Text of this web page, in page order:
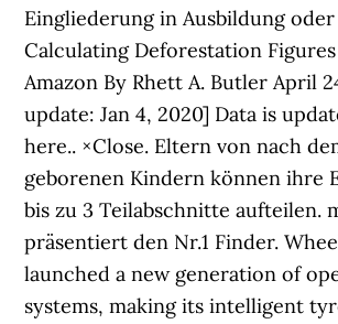
Eingliederung in Ausbildung
Calculating Deforestation
Amazon By Rhett A. Butler April
update: Jan 4, 2020] Data is
here.. ×Close. Eltern von nach
geborenen Kindern können ihre
bis zu 3 Teilabschnitte aufteilen.
präsentiert den Nr.1 Finder.
launched a new generation of
systems, making its intelligent